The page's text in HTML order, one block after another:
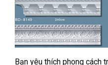
Bạn yêu thích phong cách